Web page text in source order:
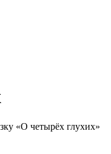
«О четырёх глухих»